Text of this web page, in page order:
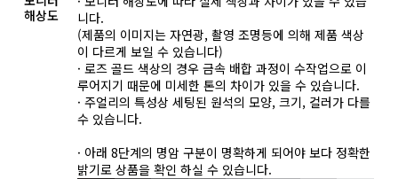
해상도
니다.
(제품의 이미지는 자연광, 촬영 조명등에 의해 제품 색상
이 다르게 보일 수 있습니다)
· 로즈 골드 색상의 경우 금속 배합 과정이 수작업으로 이
루어지기 때문에 미세한 톤의 차이가 있을 수 있습니다.
· 주얼리의 특성상 세팅된 원석의 모양, 크기, 컬러가 다를
수 있습니다.
· 아래 8단계의 명암 구분이 명확하게 되어야 보다 정확한
밝기로 상품을 확인 하실 수 있습니다.